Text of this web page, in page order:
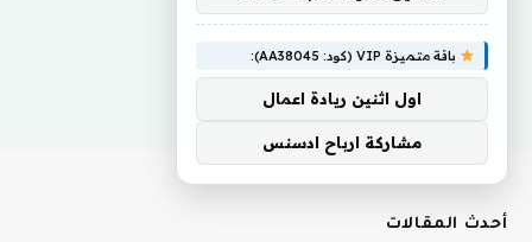
أحدث المقالات
باقة متميزة VIP (كود: AA38045):
اول اثنين ريادة اعمال
مشاركة ارباح ادسنس